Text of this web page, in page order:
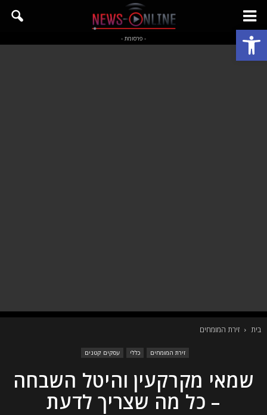
פתח סרגל נגישות - פרסומת -
בית זירת המומחים
זירת המומחים כללי עסקים קטנים
שמאי מקרקעין והיטל השבחה
– כל מה שצריך לדעת